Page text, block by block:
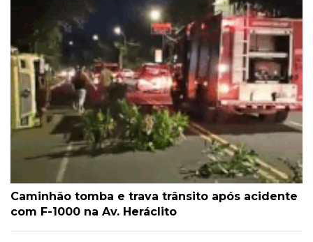
Caminhão tomba e trava trânsito após acidente
com F-1000 na Av. Heráclito